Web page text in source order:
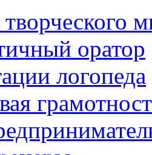
творческого
оратор
логопеда